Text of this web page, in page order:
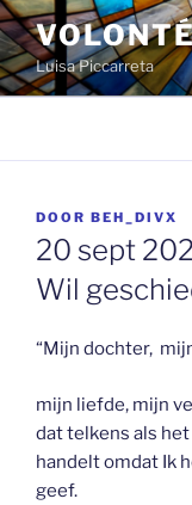
Spring
naar
de
inhoud
Luisa Piccarreta
GEPLAATST
OP
DOOR BEH_DIVX
20 sept
Wil
“Mijn dochter,
mijn liefde, mijn
dat telkens als
handelt omdat Ik
geef.